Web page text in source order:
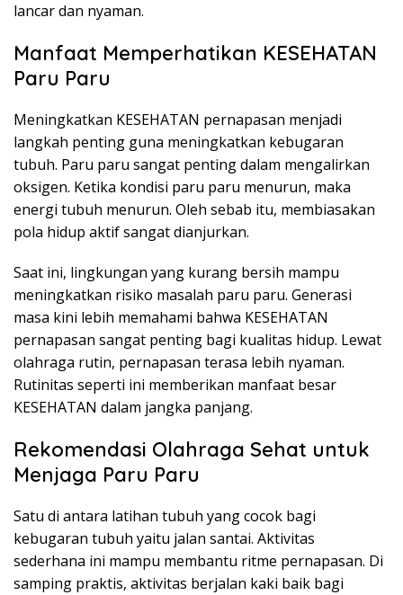
lancar dan nyaman.
Manfaat Memperhatikan KESEHATAN
Paru Paru
Meningkatkan KESEHATAN pernapasan menjadi
langkah penting guna meningkatkan kebugaran
tubuh. Paru paru sangat penting dalam mengalirkan
oksigen. Ketika kondisi paru paru menurun, maka
energi tubuh menurun. Oleh sebab itu, membiasakan
pola hidup aktif sangat dianjurkan.
Saat ini, lingkungan yang kurang bersih mampu
meningkatkan risiko masalah paru paru. Generasi
masa kini lebih memahami bahwa KESEHATAN
pernapasan sangat penting bagi kualitas hidup. Lewat
olahraga rutin, pernapasan terasa lebih nyaman.
Rutinitas seperti ini memberikan manfaat besar
KESEHATAN dalam jangka panjang.
Rekomendasi Olahraga Sehat untuk
Menjaga Paru Paru
Satu di antara latihan tubuh yang cocok bagi
kebugaran tubuh yaitu jalan santai. Aktivitas
sederhana ini mampu membantu ritme pernapasan. Di
samping praktis, aktivitas berjalan kaki baik bagi